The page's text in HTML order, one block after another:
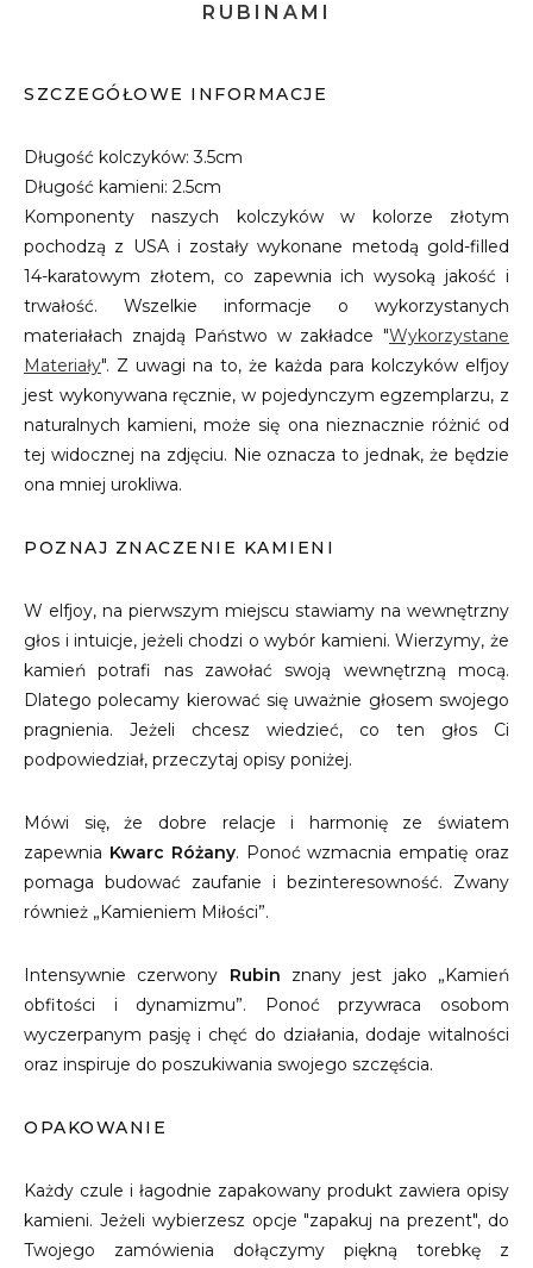
RUBINAMI
SZCZEGÓŁOWE INFORMACJE
Długość kolczyków: 3.5cm
Długość kamieni: 2.5cm
Komponenty naszych kolczyków w kolorze złotym
pochodzą z USA i zostały wykonane metodą gold-filled
14-karatowym złotem, co zapewnia ich wysoką jakość i
trwałość. Wszelkie informacje o wykorzystanych
materiałach znajdą Państwo w zakładce "Wykorzystane
Materiały". Z uwagi na to, że każda para kolczyków elfjoy
jest wykonywana ręcznie, w pojedynczym egzemplarzu, z
naturalnych kamieni, może się ona nieznacznie różnić od
tej widocznej na zdjęciu. Nie oznacza to jednak, że będzie
ona mniej urokliwa.
POZNAJ ZNACZENIE KAMIENI
W elfjoy, na pierwszym miejscu stawiamy na wewnętrzny
głos i intuicje, jeżeli chodzi o wybór kamieni. Wierzymy, że
kamień potrafi nas zawołać swoją wewnętrzną mocą.
Dlatego polecamy kierować się uważnie głosem swojego
pragnienia. Jeżeli chcesz wiedzieć, co ten głos Ci
podpowiedział, przeczytaj opisy poniżej.
Mówi się, że dobre relacje i harmonię ze światem
zapewnia Kwarc Różany. Ponoć wzmacnia empatię oraz
pomaga budować zaufanie i bezinteresowność. Zwany
również „Kamieniem Miłości”.
Intensywnie czerwony Rubin znany jest jako „Kamień
obfitości i dynamizmu”. Ponoć przywraca osobom
wyczerpanym pasję i chęć do działania, dodaje witalności
oraz inspiruje do poszukiwania swojego szczęścia.
OPAKOWANIE
Każdy czule i łagodnie zapakowany produkt zawiera opisy
kamieni. Jeżeli wybierzesz opcje "zapakuj na prezent", do
Twojego zamówienia dołączymy piękną torebkę z